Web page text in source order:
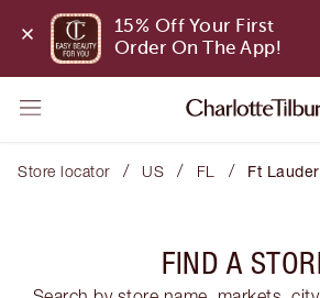
15% Off Your First
Order On The App!
Store locator / US / FL / Ft
FIND A